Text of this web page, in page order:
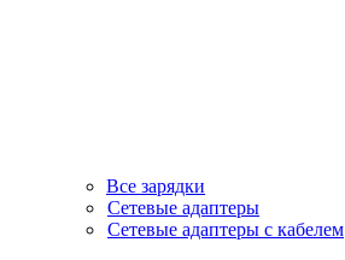
Все зарядки
Сетевые адаптеры
Сетевые адаптеры с кабелем